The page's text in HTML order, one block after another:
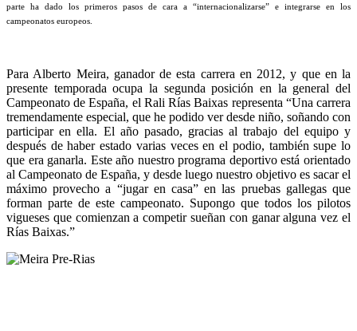
parte ha dado los primeros pasos de cara a “internacionalizarse” e integrarse en los
campeonatos europeos.
Para Alberto Meira, ganador de esta carrera en 2012, y que en la
presente temporada ocupa la segunda posición en la general del
Campeonato de España, el Rali Rías Baixas representa “Una carrera
tremendamente especial, que he podido ver desde niño, soñando con
participar en ella. El año pasado, gracias al trabajo del equipo y
después de haber estado varias veces en el podio, también supe lo
que era ganarla. Este año nuestro programa deportivo está orientado
al Campeonato de España, y desde luego nuestro objetivo es sacar el
máximo provecho a “jugar en casa” en las pruebas gallegas que
forman parte de este campeonato. Supongo que todos los pilotos
vigueses que comienzan a competir sueñan con ganar alguna vez el
Rías Baixas.”